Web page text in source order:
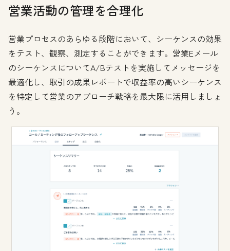
営業活動の管理を合理化
営業プロセスのあらゆる段階において、シーケンスの効果
をテスト、観察、測定することができます。営業Eメール
のシーケンスについてA/Bテストを実施してメッセージを
最適化し、取引の成果レポートで収益率の高いシーケンス
を特定して営業のアプローチ戦略を最大限に活用しましょ
う。